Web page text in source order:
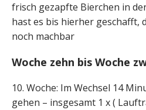
frisch gezapfte Bierchen in
hast es bis hierher geschafft,
noch machbar
Woche zehn bis Woche
10. Woche: Im Wechsel 14
gehen – insgesamt 1 x (